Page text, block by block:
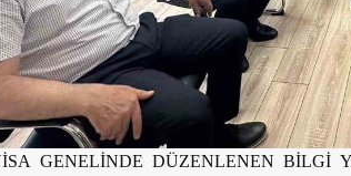
GENELİNDE DÜZENLENEN BİLGİ